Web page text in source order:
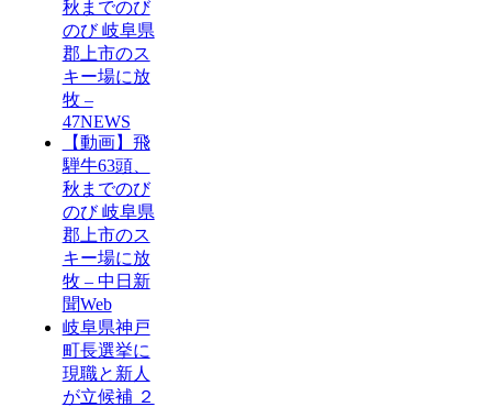
秋までのび
のび 岐阜県
郡上市のス
キー場に放
牧 –
47NEWS
【動画】飛
騨牛63頭、
秋までのび
のび 岐阜県
郡上市のス
キー場に放
牧 – 中日新
聞Web
岐阜県神戸
町長選挙に
現職と新人
が立候補 ２